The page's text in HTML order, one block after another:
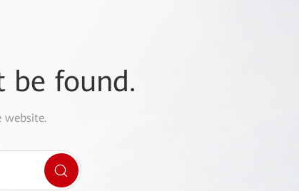
be found.
website.